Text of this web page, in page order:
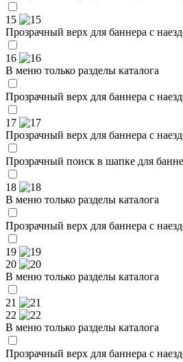
15
Прозрачный верх для баннера с
16
В меню только разделы каталога
Прозрачный верх для баннера с
17
Прозрачный верх для баннера с
Прозрачный поиск в шапке для
18
В меню только разделы каталога
Прозрачный верх для баннера с
19
20
В меню только разделы каталога
21
22
В меню только разделы каталога
Прозрачный верх для баннера с